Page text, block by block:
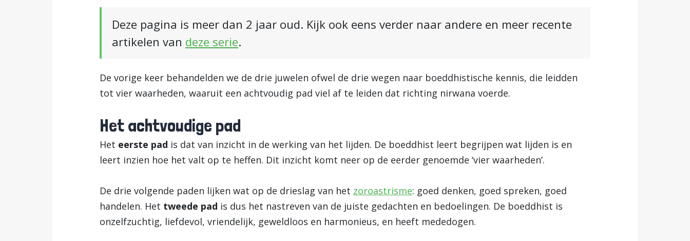
Deze pagina is meer dan 2 jaar oud. Kijk ook eens verder naar andere en meer recente
artikelen van deze serie.
De vorige keer behandelden we de drie juwelen ofwel de drie wegen naar boeddhistische kennis, die leidden
tot vier waarheden, waaruit een achtvoudig pad viel af te leiden dat richting nirwana voerde.
Het achtvoudige pad
Het eerste pad is dat van inzicht in de werking van het lijden. De boeddhist leert begrijpen wat lijden is en
leert inzien hoe het valt op te heffen. Dit inzicht komt neer op de eerder genoemde ‘vier waarheden’.
De drie volgende paden lijken wat op de drieslag van het zoroastrisme: goed denken, goed spreken, goed
handelen. Het tweede pad is dus het nastreven van de juiste gedachten en bedoelingen. De boeddhist is
onzelfzuchtig, liefdevol, vriendelijk, geweldloos en harmonieus, en heeft mededogen.